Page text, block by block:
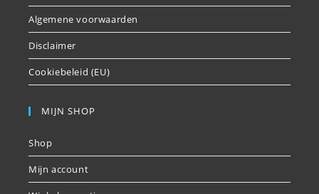
Algemene voorwaarden
Disclaimer
Cookiebeleid (EU)
MIJN SHOP
Shop
Mijn account